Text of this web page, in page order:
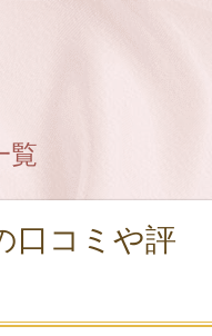
覧
口コミや評